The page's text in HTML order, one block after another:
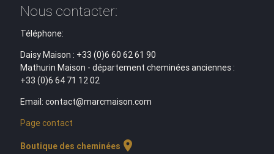
Nous contacter:
Téléphone:
Daisy Maison : +33 (0)6 60 62 61 90
Mathurin Maison - département cheminées anciennes :
+33 (0)6 64 71 12 02
Email: contact@marcmaison.com
Page contact
Boutique des cheminées location_on